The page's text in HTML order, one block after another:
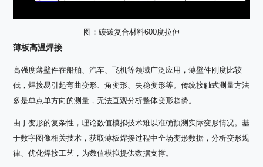
图：碳碳复合材料600度拉伸
薄板高温焊接
高强度薄壁件在船舶、汽车、飞机等领域广泛应用，薄壁件刚度比较
低，焊接易引起弯曲变形、角变形、失稳变形等。传统接触式测量方法
多是单点单方向的测量，无法直观分析整体变形趋势。
由于变形的复杂性，理论数值模拟技术难以准确预测实际变形情况。基
于数字图像相关技术，获取薄板焊接过程中全场变形数据，分析变形规
律、优化焊接工艺，为数值模拟提供数据支撑。